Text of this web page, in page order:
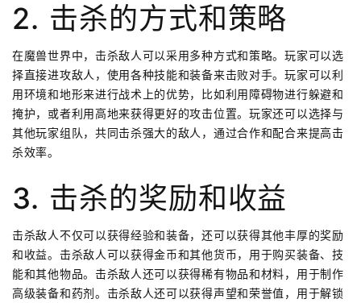
2. 击杀的方式和策略
在魔兽世界中，击杀敌人可以采用多种方式和策略。玩家可以选
择直接进攻敌人，使用各种技能和装备来击败对手。玩家可以利
用环境和地形来进行战术上的优势，比如利用障碍物进行躲避和
掩护，或者利用高地来获得更好的攻击位置。玩家还可以选择与
其他玩家组队，共同击杀强大的敌人，通过合作和配合来提高击
杀效率。
3. 击杀的奖励和收益
击杀敌人不仅可以获得经验和装备，还可以获得其他丰厚的奖励
和收益。击杀敌人可以获得金币和其他货币，用于购买装备、技
能和其他物品。击杀敌人还可以获得稀有物品和材料，用于制作
高级装备和药剂。击杀敌人还可以获得声望和荣誉值，用于解锁